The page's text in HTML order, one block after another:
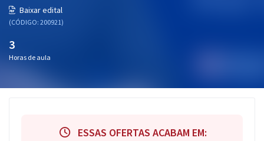
Baixar edital
(CÓDIGO: 200921)
3
Horas de aula
ESSAS OFERTAS ACABAM EM: